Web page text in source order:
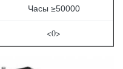
Часы ≥50000
<0>